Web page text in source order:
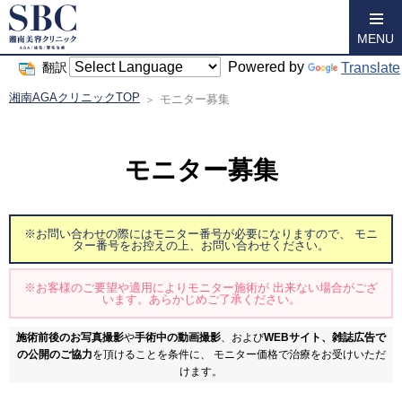
翻訳 Powered by Translate
MENU
湘南AGAクリニックTOP モニター募集
モニター募集
※お問い合わせの際にはモニター番号が必要になりますので、
モニ
ター番号をお控えの上、お問い合わせください。
※お客様のご要望や適用によりモニター施術が 出来ない場合がござ
います。あらかじめご了承ください。
施術前後のお写真撮影や手術中の動画撮影 、およびWEBサイト、雑誌広告で
の公開のご協力を頂けることを条件に、
モニター価格で治療をお受けいただ
けます。